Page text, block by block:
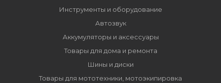
Инструменты и оборудование
Автозвук
Аккумуляторы и аксессуары
Товары для дома и ремонта
Шины и диски
Товары для мототехники, мотоэкипировка